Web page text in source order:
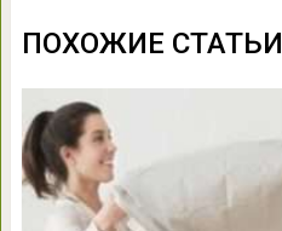
ПОХОЖИЕ СТАТЬИ